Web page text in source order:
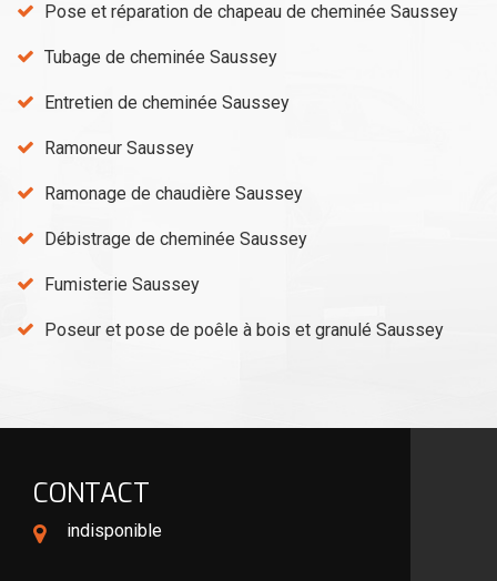
Pose et réparation de chapeau de cheminée Saussey
Tubage de cheminée Saussey
Entretien de cheminée Saussey
Ramoneur Saussey
Ramonage de chaudière Saussey
Débistrage de cheminée Saussey
Fumisterie Saussey
Poseur et pose de poêle à bois et granulé Saussey
CONTACT
indisponible